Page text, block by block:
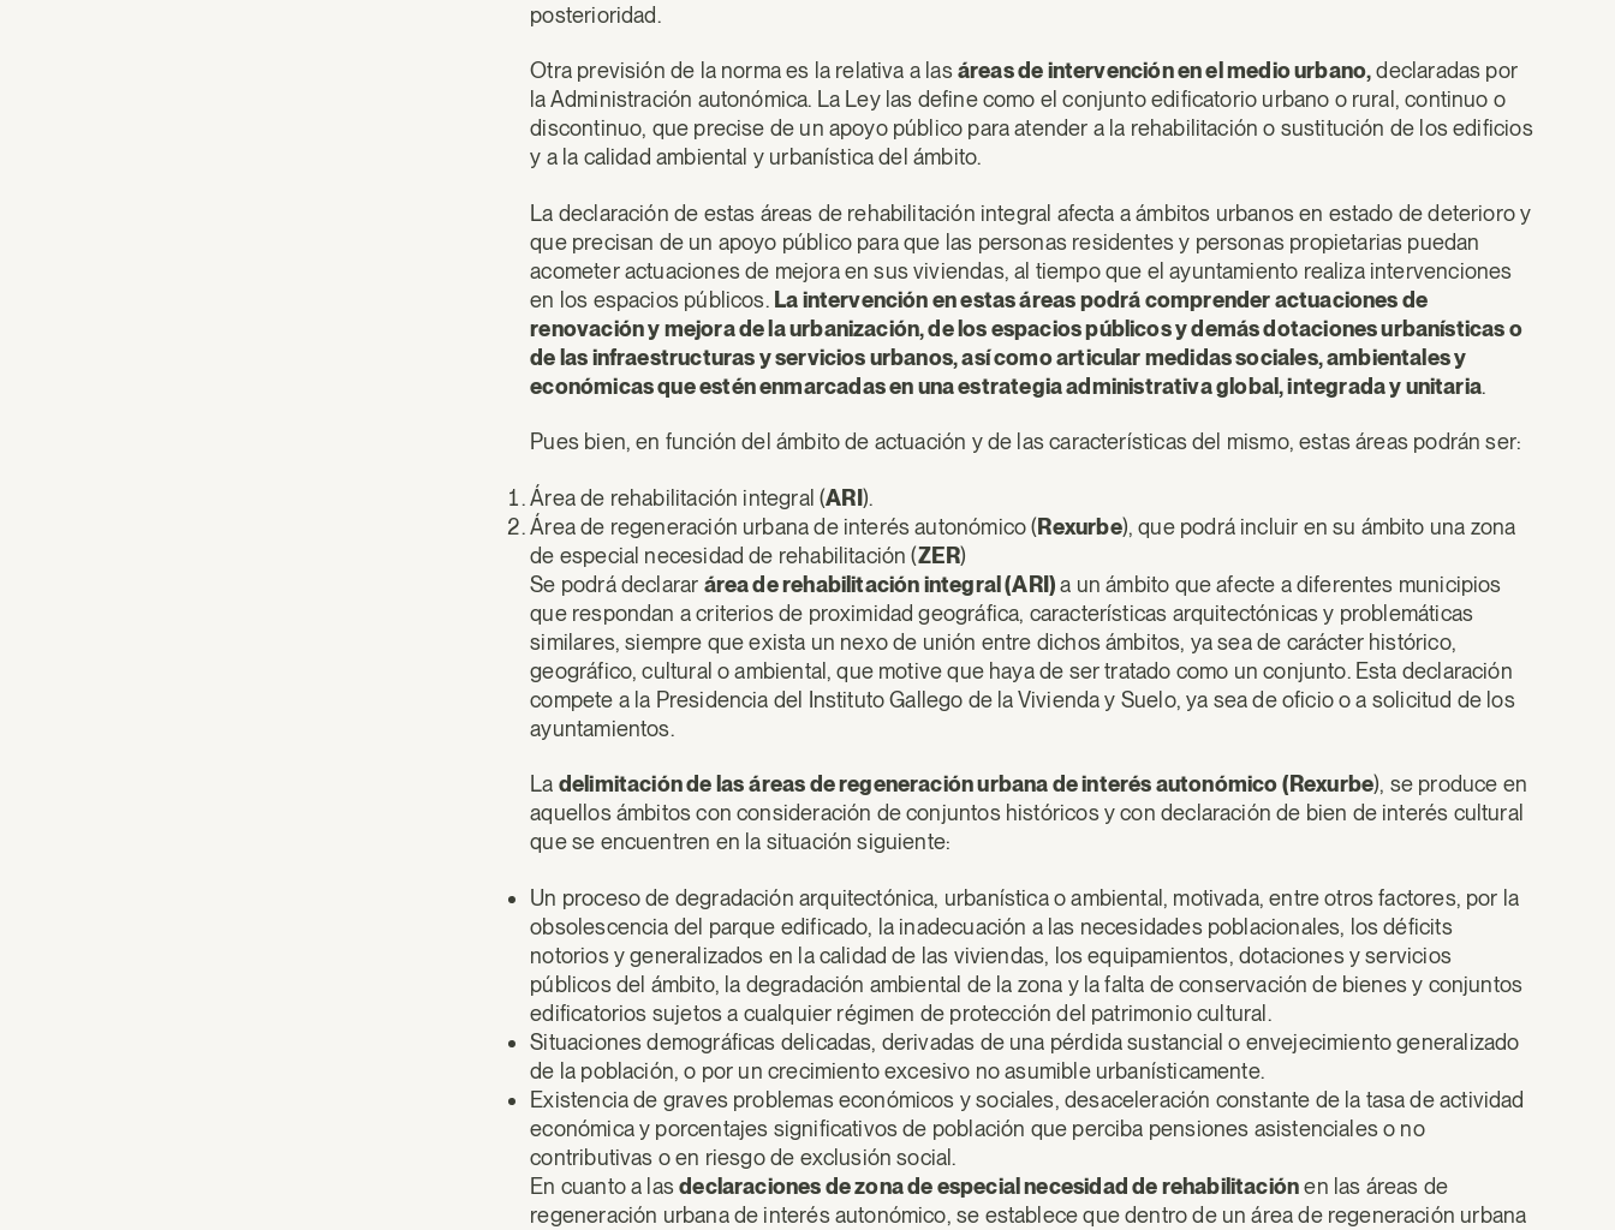
posterioridad.
Otra previsión de la norma es la relativa a las áreas de intervención en el medio urbano,declaradas por
la Administración autonómica. La Ley las define como el conjunto edificatorio urbano o rural, continuo o
discontinuo, que precise de un apoyo público para atender a la rehabilitación o sustitución de los edificios
y a la calidad ambiental y urbanística del ámbito.
La declaración de estas áreas de rehabilitación integral afecta a ámbitos urbanos en estado de deterioro y
que precisan de un apoyo público para que las personas residentes y personas propietarias puedan
acometer actuaciones de mejora en sus viviendas, al tiempo que el ayuntamiento realiza intervenciones
en los espacios públicos. La intervención en estas áreas podrá comprender actuaciones de
renovación y mejora de la urbanización, de los espacios públicos y demás dotaciones urbanísticas o
de las infraestructuras y servicios urbanos, así como articular medidas sociales, ambientales y
económicas que estén enmarcadas en una estrategia administrativa global, integrada y unitaria.
Pues bien, en función del ámbito de actuación y de las características del mismo, estas áreas podrán ser:
Área de rehabilitación integral (ARI).
Área de regeneración urbana de interés autonómico (Rexurbe), que podrá incluir en su ámbito una zona
de especial necesidad de rehabilitación (ZER)
Se podrá declarar área de rehabilitación integral (ARI)a un ámbito que afecte a diferentes municipios
que respondan a criterios de proximidad geográfica, características arquitectónicas y problemáticas
similares, siempre que exista un nexo de unión entre dichos ámbitos, ya sea de carácter histórico,
geográfico, cultural o ambiental, que motive que haya de ser tratado como un conjunto. Esta declaración
compete a la Presidencia del Instituto Gallego de la Vivienda y Suelo, ya sea de oficio o a solicitud de los
ayuntamientos.
La delimitación de las áreas de regeneración urbana de interés autonómico(Rexurbe), se produce en
aquellos ámbitos con consideración de conjuntos históricos y con declaración de bien de interés cultural
que se encuentren en la situación siguiente:
Un proceso de degradación arquitectónica, urbanística o ambiental, motivada, entre otros factores, por la
obsolescencia del parque edificado, la inadecuación a las necesidades poblacionales, los déficits
notorios y generalizados en la calidad de las viviendas, los equipamientos, dotaciones y servicios
públicos del ámbito, la degradación ambiental de la zona y la falta de conservación de bienes y conjuntos
edificatorios sujetos a cualquier régimen de protección del patrimonio cultural.
Situaciones demográficas delicadas, derivadas de una pérdida sustancial o envejecimiento generalizado
de la población, o por un crecimiento excesivo no asumible urbanísticamente.
Existencia de graves problemas económicos y sociales, desaceleración constante de la tasa de actividad
económica y porcentajes significativos de población que perciba pensiones asistenciales o no
contributivas o en riesgo de exclusión social.
En cuanto a lasdeclaraciones de zona de especial necesidad de rehabilitaciónen las áreas de
regeneración urbana de interés autonómico, se establece que dentro de un área de regeneración urbana